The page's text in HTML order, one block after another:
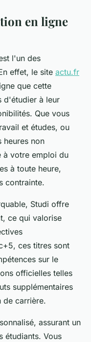
en ligne
l'un des
effet, le site actu.fr
que cette
d'étudier à leur
Que vous
et études, ou
heures non
à votre emploi du
à toute heure,
contrainte.
Studi offre
ce qui valorise
ces titres sont
sur le
officielles telles
supplémentaires
de carrière.
assurant un
étudiants. Vous